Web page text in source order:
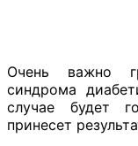
Очень важно
синдрома
случае будет
принесет